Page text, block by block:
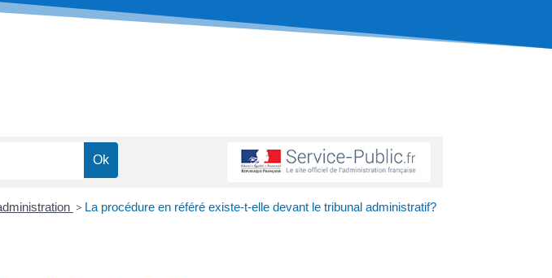
> La procédure en référé existe-t-elle devant le tribunal administratif?